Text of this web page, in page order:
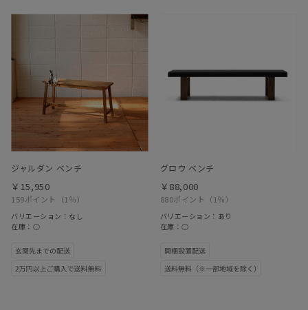
ジャルダン ベンチ
159ポイント （1％）
￥15,950
バリエーション：なし
在庫：○
グロウ ベンチ
880ポイント （1％）
￥88,000
バリエーション：あり
在庫：○